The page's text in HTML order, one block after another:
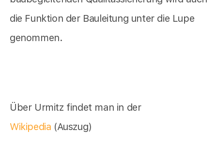
die Funktion der Bauleitung unter die Lupe
genommen.
Über Urmitz findet man in der
Wikipedia (Auszug)